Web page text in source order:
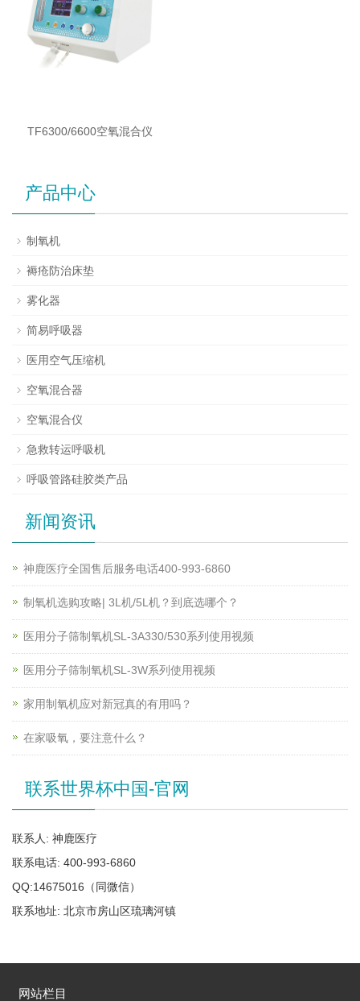
TF6300/6600空氧混合仪
产品中心
制氧机
褥疮防治床垫
雾化器
简易呼吸器
医用空气压缩机
空氧混合器
空氧混合仪
急救转运呼吸机
呼吸管路硅胶类产品
新闻资讯
神鹿医疗全国售后服务电话400-993-6860
制氧机选购攻略| 3L机/5L机？到底选哪个？
医用分子筛制氧机SL-3A330/530系列使用视频
医用分子筛制氧机SL-3W系列使用视频
家用制氧机应对新冠真的有用吗？
在家吸氧，要注意什么？
联系世界杯中国-官网
联系人: 神鹿医疗
联系电话: 400-993-6860
QQ:14675016（同微信）
联系地址: 北京市房山区琉璃河镇
网站栏目